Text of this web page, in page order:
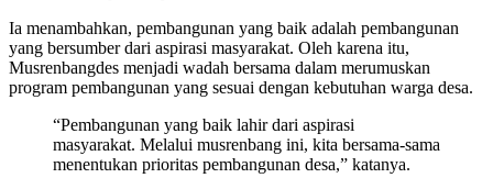
Ia menambahkan, pembangunan yang baik adalah pembangunan
yang bersumber dari aspirasi masyarakat. Oleh karena itu,
Musrenbangdes menjadi wadah bersama dalam merumuskan
program pembangunan yang sesuai dengan kebutuhan warga desa.
“Pembangunan yang baik lahir dari aspirasi
masyarakat. Melalui musrenbang ini, kita bersama-sama
menentukan prioritas pembangunan desa,” katanya.